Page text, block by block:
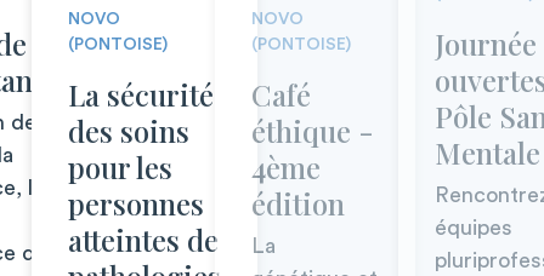
la
la
le
de
NOVO
(PONTOISE)
La sécurité
des soins
pour les
personnes
atteintes de
NOVO
(PONTOISE)
Café
éthique -
4ème
édition
La
Pôle
Mentale
équipes